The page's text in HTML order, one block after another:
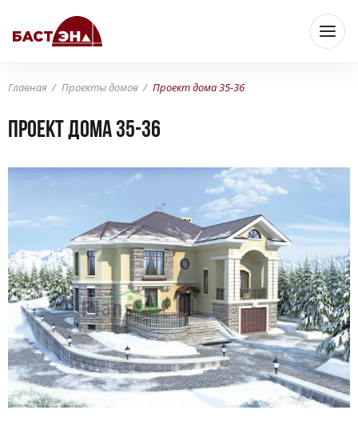
Главная Проекты домов Проект дома 35-36
Проект дома 35-36